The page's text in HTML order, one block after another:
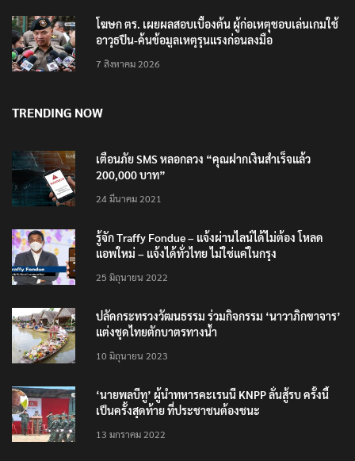
โฆษก ตร. เผยผลสอบเบื้องต้น ผู้ก่อเหตุชอบเล่นเกมใช้
อาวุธปืน-ค้นข้อมูลเหตุรุนแรงก่อนลงมือ
7 สิงหาคม 2026
TRENDING NOW
เตือนภัย SMS หลอกลวง “คุณฝากเงินสำเร็จแล้ว
200,000 บาท”
24 มีนาคม 2021
รู้จัก Traffy Fondue – แจ้งผ่านไลน์ได้ไม่ต้อง โหลด
แอพใหม่ – แจ้งได้ทั่วไทย ไม่ใช่แค่ในกรุง
25 มิถุนายน 2022
ปลัดกระทรวงวัฒนธรรม ร่วมกิจกรรม ‘นาวาภิกขาจาร’
แต่งชุดไทยตักบาตรทางน้ำ
10 มิถุนายน 2023
‘นายพลบีทู’ ผู้นำทหารคะเรนนี KNPP ลั่นสู้รบ ครั้งนี้
เป็นครั้งสุดท้าย ที่ประชาชนต้องชนะ
13 มกราคม 2022